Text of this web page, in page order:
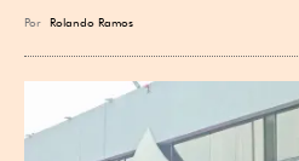
Por Rolando Ramos